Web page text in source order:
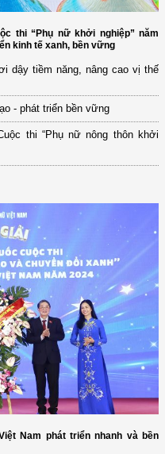
thi “Phụ nữ khởi nghiệp” năm
kinh tế xanh, bền vững
dậy tiềm năng, nâng cao vị thế
- phát triển bền vững
thi “Phụ nữ nông thôn khởi
Nam phát triển nhanh và bền